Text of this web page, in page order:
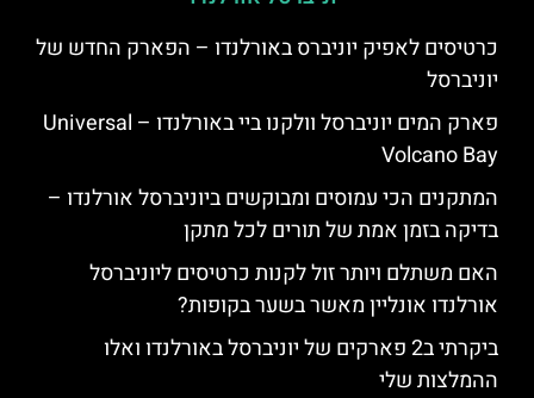
כרטיסים לאפיק יוניברס באורלנדו – הפארק החדש של
יוניברסל
פארק המים יוניברסל וולקנו ביי באורלנדו – Universal
Volcano Bay
המתקנים הכי עמוסים ומבוקשים ביוניברסל אורלנדו –
בדיקה בזמן אמת של תורים לכל מתקן
האם משתלם ויותר זול לקנות כרטיסים ליוניברסל
אורלנדו אונליין מאשר בשער בקופות?
ביקרתי ב2 פארקים של יוניברסל באורלנדו ואלו
ההמלצות שלי